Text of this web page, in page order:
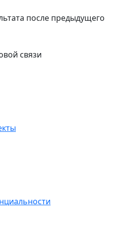
после предыдущего
связи